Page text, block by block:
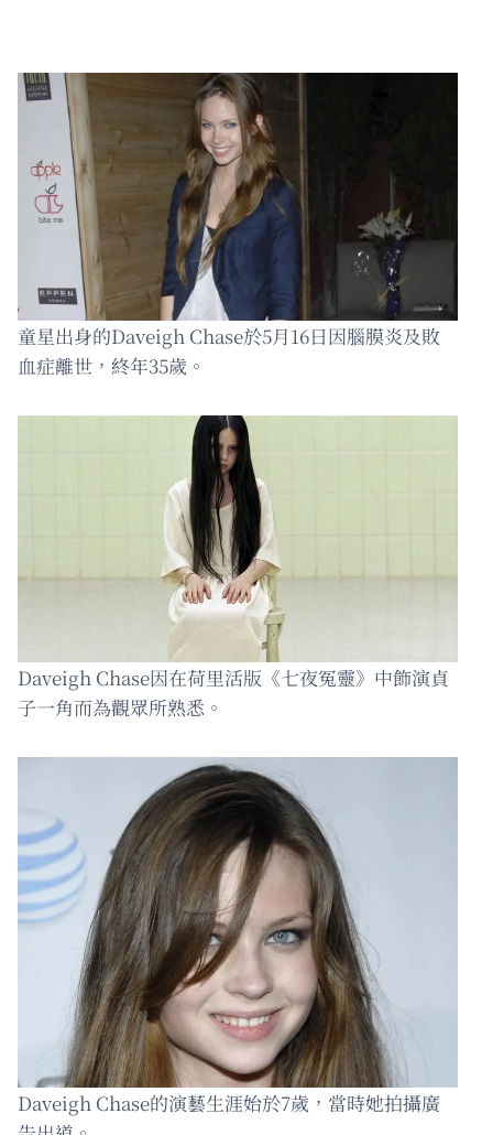
童星出身的Daveigh Chase於5月16日因腦膜炎及敗
血症離世，終年35歲。
Daveigh Chase因在荷里活版《七夜冤靈》中飾演貞
子一角而為觀眾所熟悉。
Daveigh Chase的演藝生涯始於7歲，當時她拍攝廣